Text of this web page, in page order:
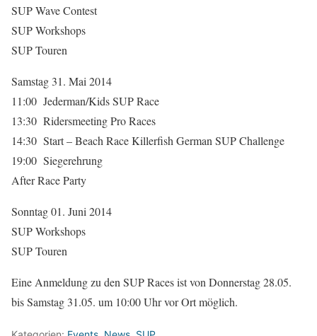
SUP Wave Contest
SUP Workshops
SUP Touren
Samstag 31. Mai 2014
11:00 Jederman/Kids SUP Race
13:30 Ridersmeeting Pro Races
14:30 Start – Beach Race Killerfish German SUP Challenge
19:00 Siegerehrung
After Race Party
Sonntag 01. Juni 2014
SUP Workshops
SUP Touren
Eine Anmeldung zu den SUP Races ist von Donnerstag 28.05.
bis Samstag 31.05. um 10:00 Uhr vor Ort möglich.